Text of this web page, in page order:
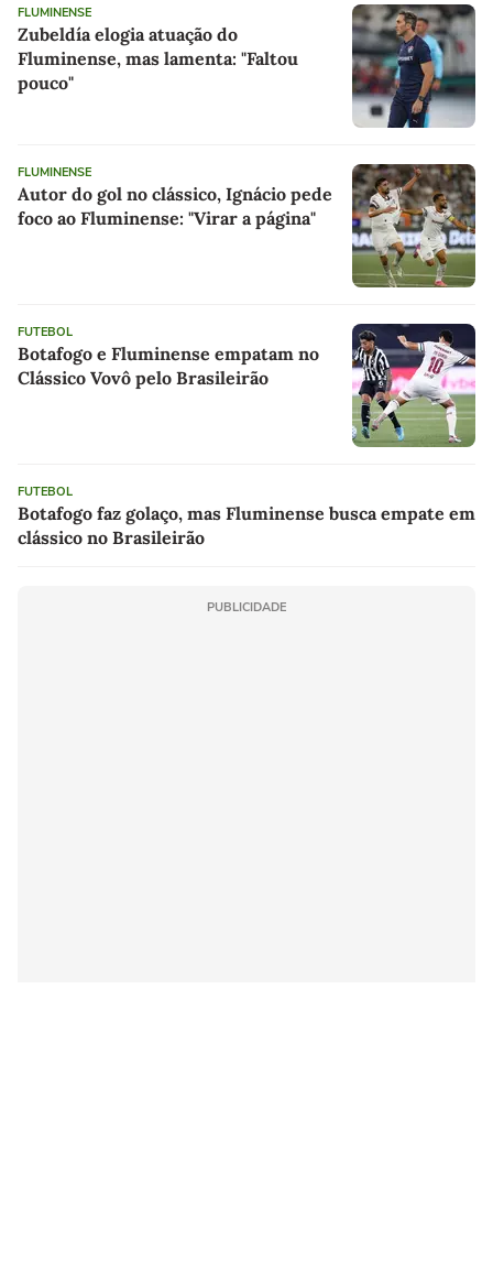
FLUMINENSE
Zubeldía elogia atuação do
Fluminense, mas lamenta: "Faltou
pouco"
FLUMINENSE
Autor do gol no clássico, Ignácio pede
foco ao Fluminense: "Virar a página"
FUTEBOL
Botafogo e Fluminense empatam no
Clássico Vovô pelo Brasileirão
FUTEBOL
Botafogo faz golaço, mas Fluminense busca empate em
clássico no Brasileirão
PUBLICIDADE